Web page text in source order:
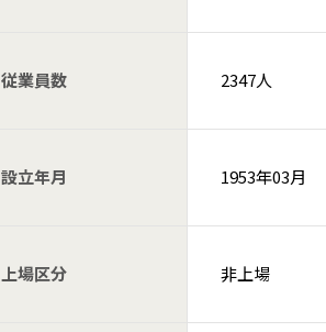
従業員数 2347人
設立年月 1953年03月
上場区分 非上場